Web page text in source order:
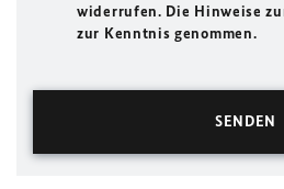
widerrufen. Die Hinweise
zur Kenntnis genommen.